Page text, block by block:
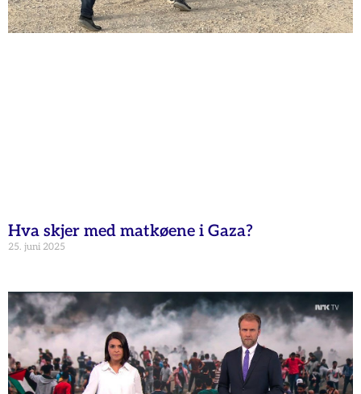
Hva skjer med matkøene i Gaza?
25. juni 2025